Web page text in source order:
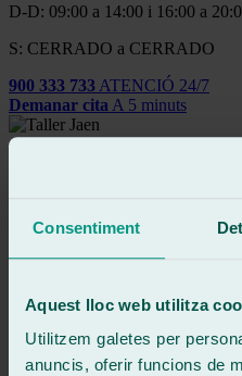
Consentiment
Aquest lloc web utilitza
Utilitzem galetes per
anuncis, oferir funcions de
D-D: 09:00 a 14:00 i 16:00 a
S: CERRADO a CERRADO
900 333 733 ATENCIÓ 24/7
Demanar cita A 5 minuts
Reparación y Sustitución
Reparació dels Elevalunes
Olvida el papeleo del seguro